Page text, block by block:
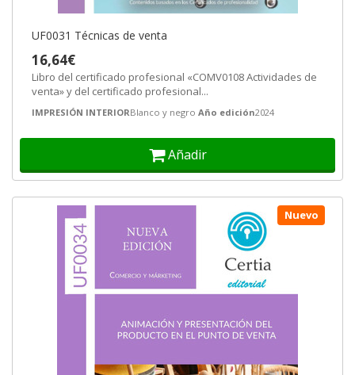
UF0031 Técnicas de venta
16,64€
Libro del certificado profesional «COMV0108 Actividades de
venta» y del certificado profesional...
IMPRESIÓN INTERIORBlanco y negro Año edición2024
Añadir
Nuevo